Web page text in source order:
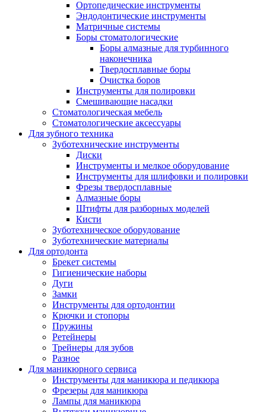
Ортопедические инструменты
Эндодонтические инструменты
Матричные системы
Боры стоматологические
Боры алмазные для турбинного
наконечника
Твердосплавные боры
Очистка боров
Инструменты для полировки
Смешивающие насадки
Стоматологическая мебель
Стоматологические аксессуары
Для зубного техника
Зуботехнические инструменты
Диски
Инструменты и мелкое оборудование
Инструменты для шлифовки и полировки
Фрезы твердосплавные
Алмазные боры
Штифты для разборных моделей
Кисти
Зуботехническое оборудование
Зуботехнические материалы
Для ортодонта
Брекет системы
Гигиенические наборы
Дуги
Замки
Инструменты для ортодонтии
Крючки и стопоры
Пружины
Ретейнеры
Трейнеры для зубов
Разное
Для маникюрного сервиса
Инструменты для маникюра и педикюра
Фрезеры для маникюра
Лампы для маникюра